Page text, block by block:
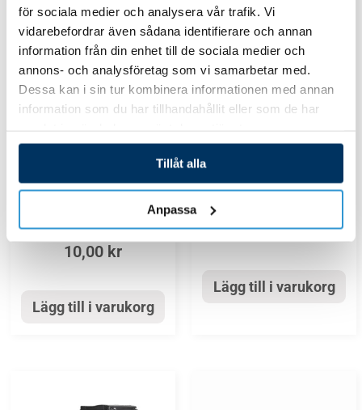
för sociala medier och analysera vår trafik. Vi
vidarebefordrar även sådana identifierare och annan
information från din enhet till de sociala medier och
annons- och analysföretag som vi samarbetar med.
Dessa kan i sin tur kombinera informationen med annan
information som du har tillhandahållit eller som de har
Tillåt alla
Anpassa
Massage- / Luftpumpar
Gummidämpare för
10,00 kr
Lägg till i varukorg
Massage- / Luftpumpar
Spapump 3 hp
5 529,00kr
Lägg till i varukorg